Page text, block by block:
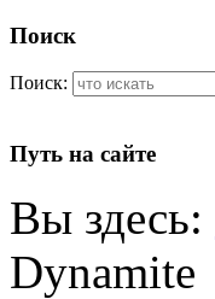
Поиск
Поиск:
Путь на сайте
Вы здесь:
Dynamite